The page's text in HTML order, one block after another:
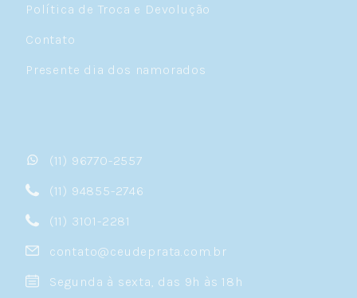
Política de Troca e Devolução
Contato
Presente dia dos namorados
(11) 96770-2557
(11) 94855-2746
(11) 3101-2281
contato@ceudeprata.com.br
Segunda à sexta, das 9h às 18h